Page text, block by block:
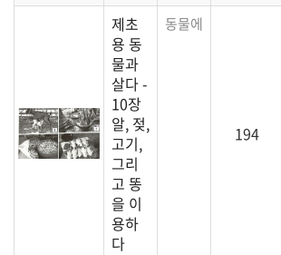
제초
용 동
물과
살다 -
10장
알, 젖,
고기,
그리
고 똥
을 이
용하
다
동물에게서 얻어 활
194